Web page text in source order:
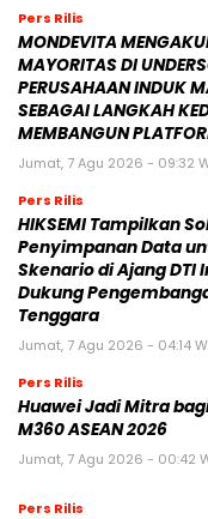
Pers Rilis
MONDEVITA
MAYORITAS DI
PERUSAHAAN INDUK
SEBAGAI LANGKAH
MEMBANGUN
Jumat, 7 Agu 2026 - 09:32
Pers Rilis
HIKSEMI Tampilkan
Penyimpanan Data
Skenario di Ajang DTI
Dukung
Tenggara
Jumat, 7 Agu 2026 - 04:14
Pers Rilis
Huawei Jadi Mitra
M360 ASEAN 2026
Jumat, 7 Agu 2026 - 00:42
Pers Rilis